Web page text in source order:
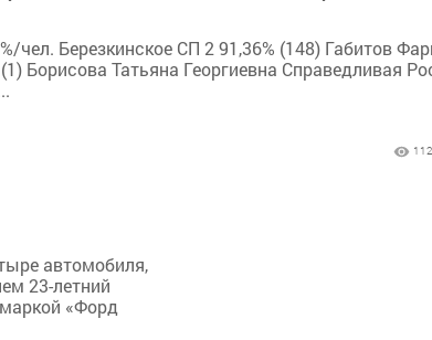
Березкинское СП 2 91,36% (148) Габитов
Борисова Татьяна Георгиевна Справедливая
автомобиля,
23-летний
«Форд